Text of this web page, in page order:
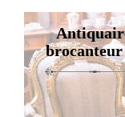
brocanteur